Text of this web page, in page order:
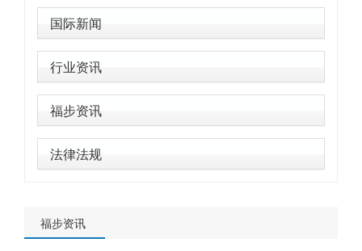
国际新闻
行业资讯
福步资讯
法律法规
福步资讯